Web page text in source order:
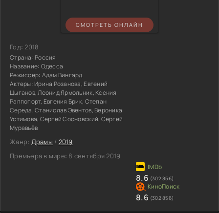
СМОТРЕТЬ ОНЛАЙН
Год:2018
Страна: Россия
Название: Одесса
Режиссер: Адам Вингард
Актеры: Ирина Розанова, Евгений
Цыганов, Леонид Ярмольник, Ксения
Раппопорт, Евгения Брик, Степан
Середа, Станислав Эвентов, Вероника
Устимова, Сергей Сосновский, Сергей
Муравьёв
Жанр: Драмы / 2019
Премьера в мире: 8 сентября 2019
8.6 (302 856)
8.6 (302 856)